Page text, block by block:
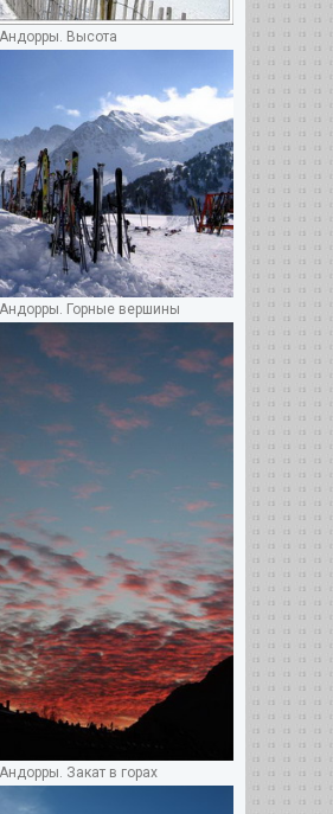
Высота
Горные вершины
Закат в горах